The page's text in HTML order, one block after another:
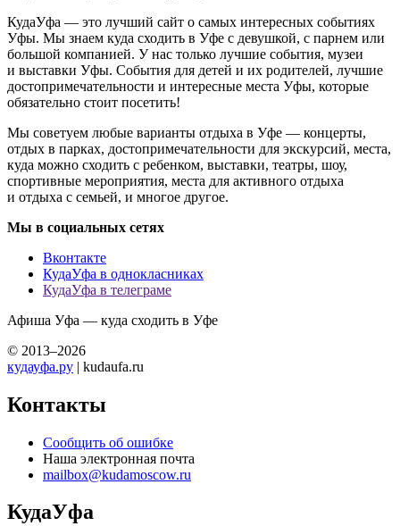
КудаУфа — это лучший сайт о самых интересных событиях
Уфы. Мы знаем куда сходить в Уфе с девушкой, с парнем или
большой компанией. У нас только лучшие события, музеи
и выставки Уфы. События для детей и их родителей, лучшие
достопримечательности и интересные места Уфы, которые
обязательно стоит посетить!
Мы советуем любые варианты отдыха в Уфе — концерты,
отдых в парках, достопримечательности для экскурсий, места,
куда можно сходить с ребенком, выставки, театры, шоу,
спортивные мероприятия, места для активного отдыха
и отдыха с семьей, и многое другое.
Мы в социальных сетях
Вконтакте
КудаУфа в однокласниках
КудаУфа в телеграме
Афиша Уфа — куда сходить в Уфе
© 2013–2026
кудауфа.ру | kudaufa.ru
Контакты
Сообщить об ошибке
Наша электронная почта
mailbox@kudamoscow.ru
КудаУфа